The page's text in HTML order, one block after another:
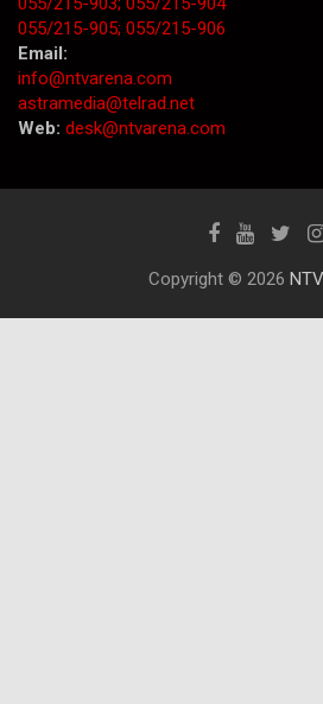
055/215-905; 055/215-906
Email:
info@ntvarena.com
astramedia@telrad.net
Web: desk@ntvarena.com
Copyright © 2026